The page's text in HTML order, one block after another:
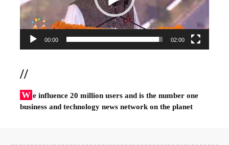
00:00 02:00
//
W e influence 20 million users and is the number one
business and technology news network on the planet